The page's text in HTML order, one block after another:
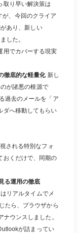
取り早い解決策は
が、今回のクライア
あり、新しい
した。
用でカバーする現実
徹底的な軽量化新し
が諸悪の根源で
過去のメールを「ア
ダへ移動してもらい
される特別なフォ
おくだけで、同期の
る運用の徹底
リアルタイムでメ
たら、ブラウザから
ウンスしました。
が詰まってい